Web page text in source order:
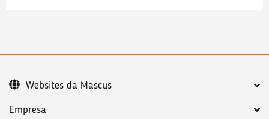
Empresa
Websites da Mascus